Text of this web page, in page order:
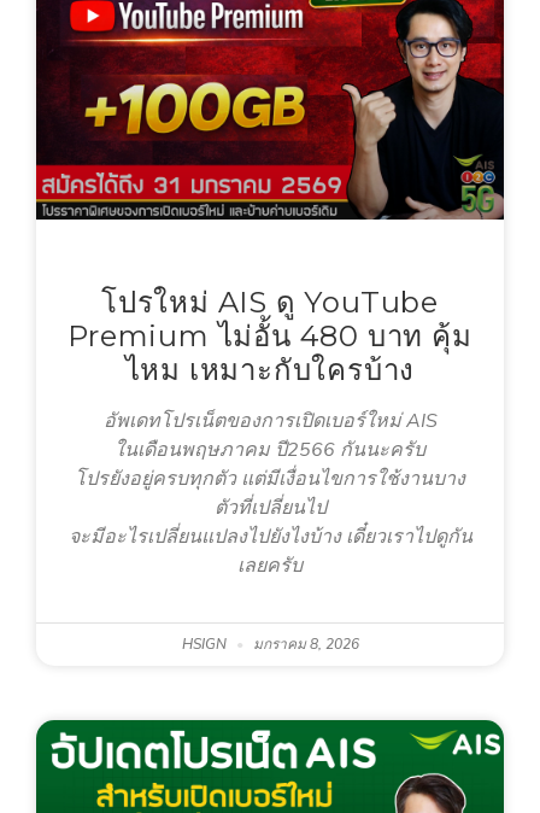
โปรใหม่ AIS ดู YouTube
Premium ไม่อั้น 480 บาท คุ้ม
ไหม เหมาะกับใครบ้าง
อัพเดทโปรเน็ตของการเปิดเบอร์ใหม่ AIS
ในเดือนพฤษภาคม ปี2566 กันนะครับ
โปรยังอยู่ครบทุกตัว แต่มีเงื่อนไขการใช้งานบาง
ตัวที่เปลี่ยนไป
จะมีอะไรเปลี่ยนแปลงไปยังไงบ้าง เดี๋ยวเราไปดูกัน
เลยครับ
HSIGN มกราคม 8, 2026